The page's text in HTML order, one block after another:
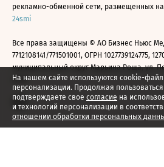
На нашем сайте используются cookie-
персонализации. Продолжая
подтверждаете свое согласие на
и технологий персонализации в
отношении обработки персональных
рекламно-обменной сети, размещенных
24smi
Все права защищены © АО Бизнес Ньюс
7712108141/771501001, ОГРН 1027739124775,
муниципальный округ Марьина Роща, ул.
2026